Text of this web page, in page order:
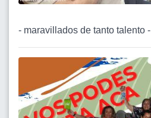
- maravillados de tanto talento -